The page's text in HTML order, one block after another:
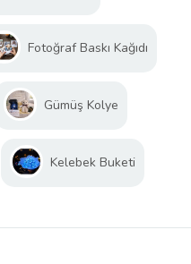
Fotoğraf Baskı Kağıdı
Gümüş Kolye
Kelebek Buketi